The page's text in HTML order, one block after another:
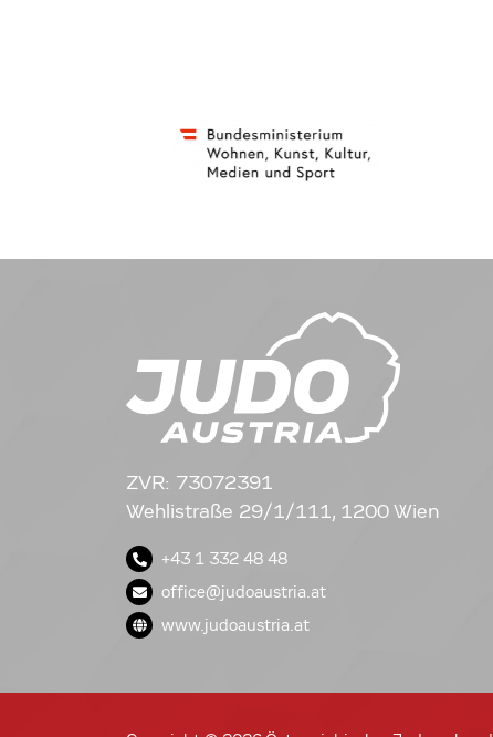
ZVR: 73072391
Wehlistraße 29/1/111, 1200 Wien
+43 1 332 48 48
office@judoaustria.at
www.judoaustria.at